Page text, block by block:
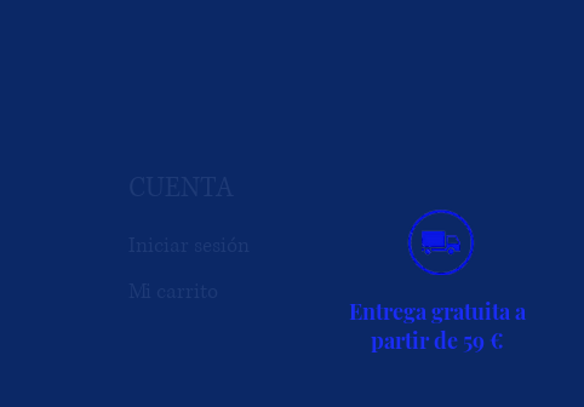
Entrega gratuita a
partir de 59 €